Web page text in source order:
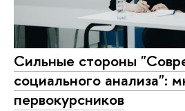
Сильные стороны
социального анализа":
первокурсников